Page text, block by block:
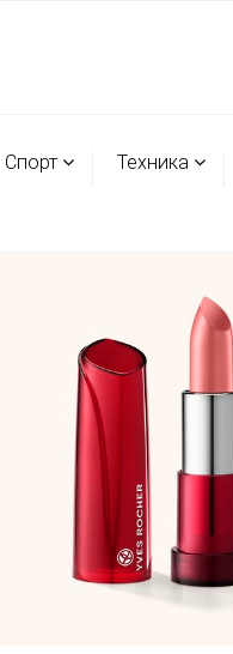
Спорт Техника